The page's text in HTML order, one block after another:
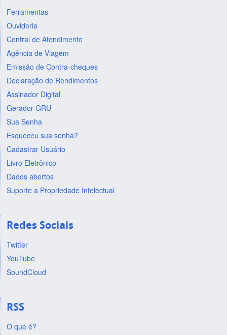
Ferramentas
Ouvidoria
Central de Atendimento
Agência de Viagem
Emissão de Contra-cheques
Declaração de Rendimentos
Assinador Digital
Gerador GRU
Sua Senha
Esqueceu sua senha?
Cadastrar Usuário
Livro Eletrônico
Dados abertos
Suporte a Propriedade Intelectual
Redes Sociais
Twitter
YouTube
SoundCloud
RSS
O que é?